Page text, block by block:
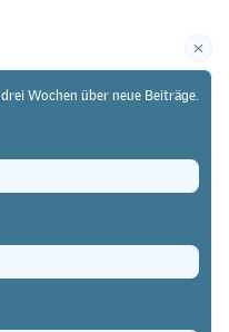
doi.org/10.64829/5021
Wochen über neue Beiträge.